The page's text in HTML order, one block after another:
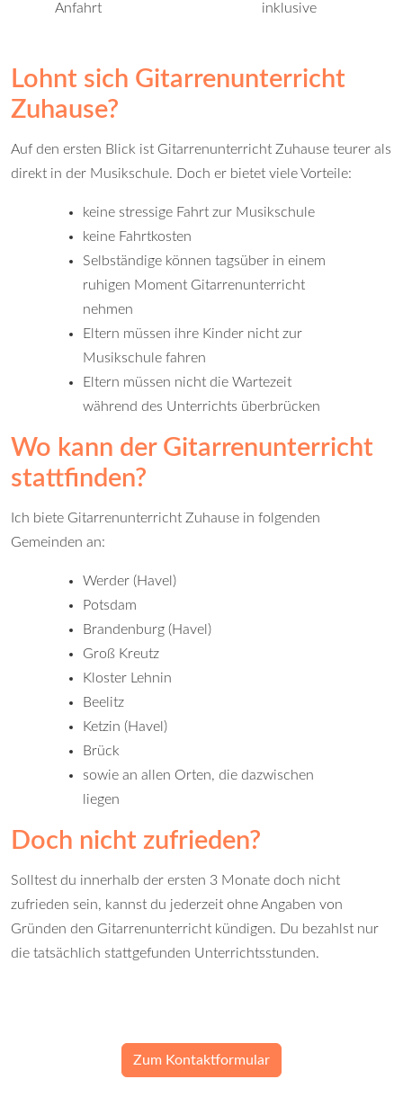
Anfahrt
inklusive
Lohnt sich Gitarrenunterricht
Zuhause?
Auf den ersten Blick ist Gitarrenunterricht Zuhause teurer als
direkt in der Musikschule. Doch er bietet viele Vorteile:
keine stressige Fahrt zur Musikschule
keine Fahrtkosten
Selbständige können tagsüber in einem
ruhigen Moment Gitarrenunterricht
nehmen
Eltern müssen ihre Kinder nicht zur
Musikschule fahren
Eltern müssen nicht die Wartezeit
während des Unterrichts überbrücken
Wo kann der Gitarrenunterricht
stattfinden?
Ich biete Gitarrenunterricht Zuhause in folgenden
Gemeinden an:
Werder (Havel)
Potsdam
Brandenburg (Havel)
Groß Kreutz
Kloster Lehnin
Beelitz
Ketzin (Havel)
Brück
sowie an allen Orten, die dazwischen
liegen
Doch nicht zufrieden?
Solltest du innerhalb der ersten 3 Monate doch nicht
zufrieden sein, kannst du jederzeit ohne Angaben von
Gründen den Gitarrenunterricht kündigen. Du bezahlst nur
die tatsächlich stattgefunden Unterrichtsstunden.
Zum Kontaktformular